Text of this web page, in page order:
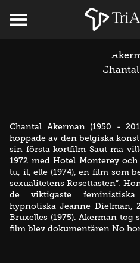
Chantal Akerman (1950 -
hoppade av den belgiska
sin första kortfilm Saut ma
1972 med Hotel Monterey
tu, il, elle (1974), en film som
sexualitetens Rosettasten”.
de viktigaste
hypnotiska Jeanne Dielman,
Bruxelles (1975). Akerman tog
film blev dokumentären No